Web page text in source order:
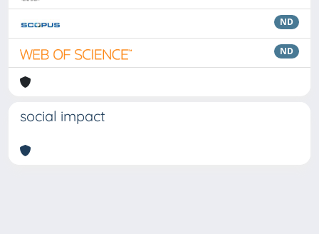
ND
ND
social impact